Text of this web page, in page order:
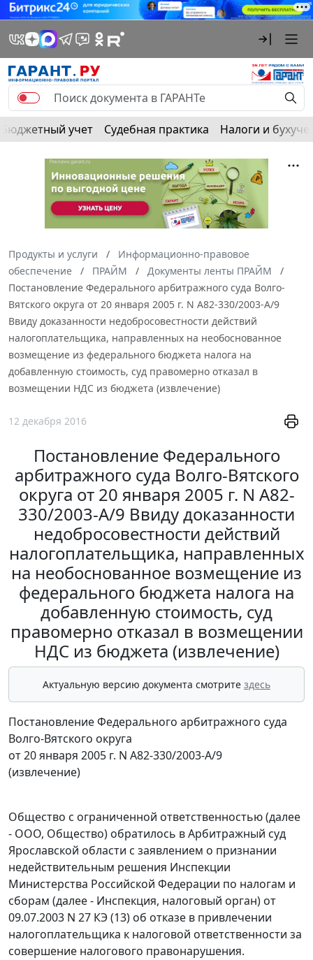
Бюджетный учет Судебная практика Налоги и
Продукты и услуги
Информационно-правовое
обеспечение
ПРАЙМ
Документы ленты ПРАЙМ
Постановление Федерального арбитражного суда Волго-
Вятского округа от 20 января 2005 г. N А82-330/2003-А/9
Ввиду доказанности недобросовестности действий
налогоплательщика, направленных на необоснованное
возмещение из федерального бюджета налога на
добавленную стоимость, суд правомерно отказал в
возмещении НДС из бюджета (извлечение)
12 декабря 2016
Постановление Федерального
арбитражного суда Волго-Вятского
округа от 20 января 2005 г. N А82-
330/2003-А/9 Ввиду доказанности
недобросовестности действий
налогоплательщика, направленных
на необоснованное возмещение из
федерального бюджета налога на
добавленную стоимость, суд
правомерно отказал в возмещении
НДС из бюджета (извлечение)
Актуальную версию документа смотрите здесь
Постановление Федерального арбитражного суда
Волго-Вятского округа
от 20 января 2005 г. N А82-330/2003-А/9
(извлечение)
Общество с ограниченной ответственностью (далее
- ООО, Общество) обратилось в Арбитражный суд
Ярославской области с заявлением о признании
недействительным решения Инспекции
Министерства Российской Федерации по налогам и
сборам (далее - Инспекция, налоговый орган) от
09.07.2003 N 27 КЭ (13) об отказе в привлечении
налогоплательщика к налоговой ответственности за
совершение налогового правонарушения.